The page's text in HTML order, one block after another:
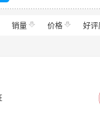
中电科金仓 银河
销量 价格 好评